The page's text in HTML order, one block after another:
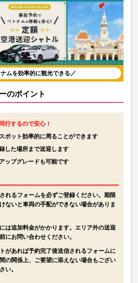
ムを効率的に観光できる／
のポイント
行するので安心！
ポット効率的に周ることができます
した場所まで送迎します
ップグレードも可能です
れるフォームを必ずご登録ください。期限
ないと車両の手配ができない場合がありま
は追加料金がかかります。エリア外の送迎
にお問い合わせください。
があれば予約完了後送信されるフォームに
の関係上、ご要望に添えない場合もござい
い。